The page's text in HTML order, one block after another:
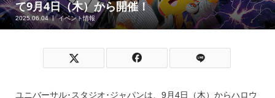
て9月4日（木）から開催！
2025.06.04 イベント情報
ユニバーサル･スタジオ･ジャパンは、9月4日（木）からハロウ